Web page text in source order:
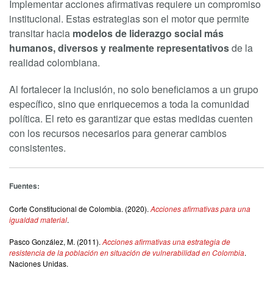
Implementar acciones afirmativas requiere un compromiso
institucional. Estas estrategias son el motor que permite
transitar hacia modelos de liderazgo social más
humanos, diversos y realmente representativosde la
realidad colombiana.
Al fortalecer la inclusión, no solo beneficiamos a un grupo
específico, sino que enriquecemos a toda la comunidad
política. El reto es garantizar que estas medidas cuenten
con los recursos necesarios para generar cambios
consistentes.
Fuentes:
Corte Constitucional de Colombia. (2020). Acciones afirmativas para una
igualdad material.
Pasco González, M. (2011). Acciones afirmativas una estrategia de
resistencia de la población en situación de vulnerabilidad en Colombia.
Naciones Unidas.